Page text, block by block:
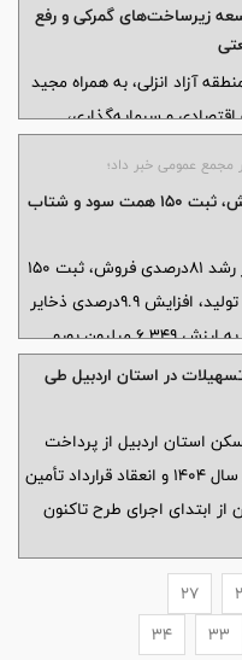
زیرساخت‌های گمركی و رفع
آزاد انزلی، به همراه مجید
و سرمایه‌گذاری،
گیلان و جمعی از
شهرک صنعتی سفیدرود، علاوه
بر بررسی روند استقرار تشکیلات اداری و آماده‌سازی سایت گمرک، از ۳
نزدیک در جریان چالش‌ها و
مجمع عمومی خبر داد؛
رشد ۸۱ درصدی فروش، ثبت ۱۵۰ همت سود و شتاب
مدیرعامل شرکت ملی صنایع مس ایران از رشد ۸۱درصدی فروش، ثبت ۱۵۰
همت سود، تحقق بیش از ۹۰درصد برنامه تولید، افزایش ۹.۹درصدی ذخایر
زمین‌شناسی و اجرای پروژه‌های توسعه‌ای به ارزش ۶.۳۴۹ میلیون یورو
صنایع مس ایران را در مسیر
جهانی قرار داده است.
همت تسهیلات در استان اردبیل طی
استان اردبیل از پرداخت
۲.۵ همت تسهیلات بخش‌های مختلف در سال ۱۴۰۴ و انعقاد قرارداد تأمین
مسکن از ابتدای اجرای طرح تاکنون
27
33
34